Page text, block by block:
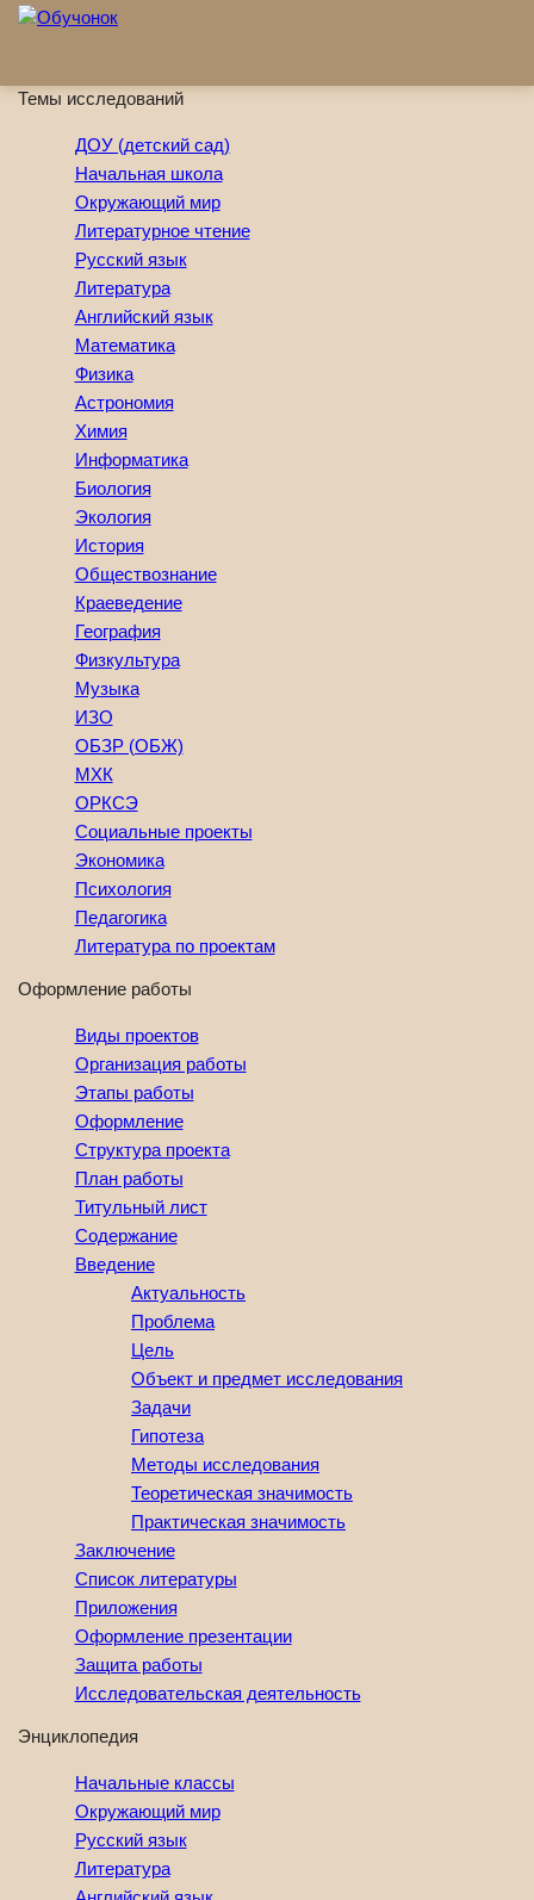
Перейти к основному содержанию
Темы исследований
ДОУ (детский сад)
Начальная школа
Окружающий мир
Литературное чтение
Русский язык
Литература
Английский язык
Математика
Физика
Астрономия
Химия
Информатика
Биология
Экология
История
Обществознание
Краеведение
География
Физкультура
Музыка
ИЗО
ОБЗР (ОБЖ)
МХК
ОРКСЭ
Социальные проекты
Экономика
Психология
Педагогика
Литература по проектам
Оформление работы
Виды проектов
Организация работы
Этапы работы
Оформление
Структура проекта
План работы
Титульный лист
Содержание
Введение
Актуальность
Проблема
Цель
Объект и предмет исследования
Задачи
Гипотеза
Методы исследования
Теоретическая значимость
Практическая значимость
Заключение
Список литературы
Приложения
Оформление презентации
Защита работы
Исследовательская деятельность
Энциклопедия
Начальные классы
Окружающий мир
Русский язык
Литература